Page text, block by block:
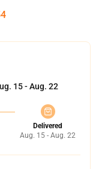
15 - Aug. 22
Delivered
Aug. 15 - Aug. 22